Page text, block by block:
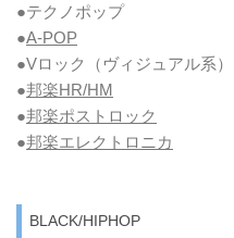
●テクノポップ
●A-POP
●Vロック
（ヴィジュアル系）
●邦楽HR/HM
●邦楽ポストロック
●邦楽エレクトロニカ
BLACK/HIPHOP